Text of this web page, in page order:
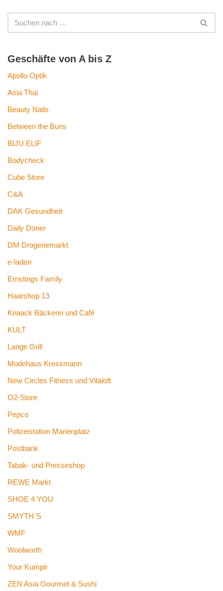
Geschäfte von A bis Z
Apollo Optik
Asia Thai
Beauty Nails
Between the Buns
BIJU ELIF
Bodycheck
Cube Store
C&A
DAK Gesundheit
Daily Döner
DM Drogeriemarkt
e-laden
Ernstings Family
Haarshop 13
Knaack Bäckerei und Café
KULT
Lange Grill
Modehaus Kressmann
New Circles Fitness und Vitaloft
O2-Store
Pepco
Polizeistation Marienplatz
Postbank
Tabak- und Presseshop
REWE Markt
SHOE 4 YOU
SMYTH`S
WMF
Woolworth
Your Kumpir
ZEN Asia Gourmet & Sushi